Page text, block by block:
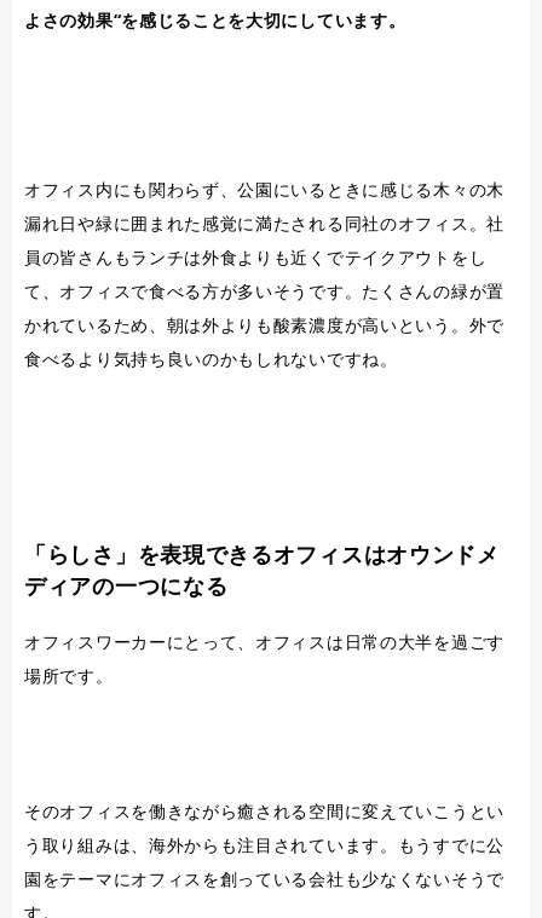
よさの効果“を感じることを大切にしています。
オフィス内にも関わらず、公園にいるときに感じる木々の木
漏れ日や緑に囲まれた感覚に満たされる同社のオフィス。社
員の皆さんもランチは外食よりも近くでテイクアウトをし
て、オフィスで食べる方が多いそうです。たくさんの緑が置
かれているため、朝は外よりも酸素濃度が高いという。外で
食べるより気持ち良いのかもしれないですね。
「らしさ」を表現できるオフィスはオウンドメ
ディアの一つになる
オフィスワーカーにとって、オフィスは日常の大半を過ごす
場所です。
そのオフィスを働きながら癒される空間に変えていこうとい
う取り組みは、海外からも注目されています。もうすでに公
園をテーマにオフィスを創っている会社も少なくないそうで
す。